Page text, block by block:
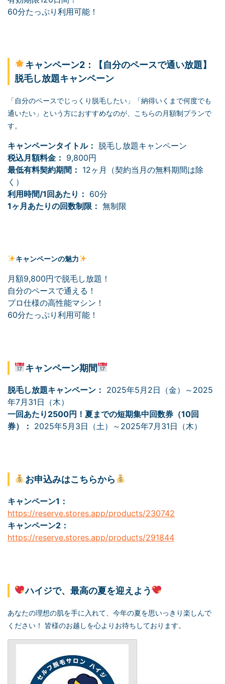
60分たっぷり利用可能！
キャンペーン2：【自分のペースで通い放題】
脱毛し放題キャンペーン
「自分のペースでじっくり脱毛したい」「納得いくまで何度でも
通いたい」という方におすすめなのが、こちらの月額制プランで
す。
キャンペーンタイトル： 脱毛し放題キャンペーン
税込月額料金： 9,800円
最低有料契約期間： 12ヶ月（契約当月の無料期間は除
く）
利用時間/1回あたり： 60分
1ヶ月あたりの回数制限： 無制限
キャンペーンの魅力
月額9,800円で脱毛し放題！
自分のペースで通える！
プロ仕様の高性能マシン！
60分たっぷり利用可能！
キャンペーン期間
脱毛し放題キャンペーン： 2025年5月2日（金）～2025
年7月31日（木）
一回あたり2500円！夏までの短期集中回数券（10回
券）： 2025年5月3日（土）～2025年7月31日（木）
お申込みはこちらから
キャンペーン1：
https://reserve.stores.app/products/230742
キャンペーン2：
https://reserve.stores.app/products/291844
ハイジで、最高の夏を迎えよう
あなたの理想の肌を手に入れて、今年の夏を思いっきり楽しんで
ください！ 皆様のお越しを心よりお待ちしております。